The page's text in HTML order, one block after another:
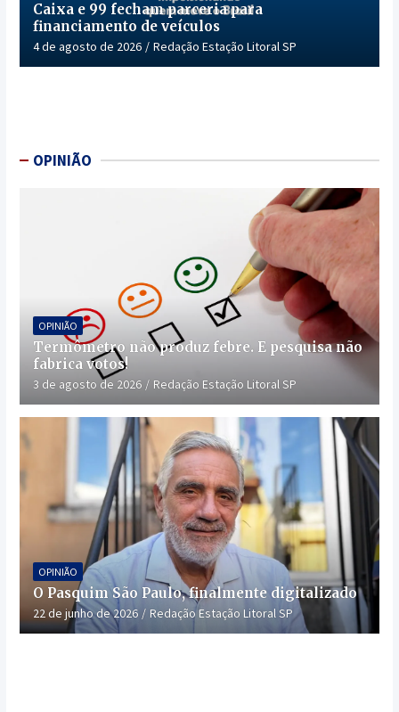
Caixa e 99 fecham parceria para
financiamento de veículos
4 de agosto de 2026 Redação Estação Litoral SP
OPINIÃO
OPINIÃO
Termômetro não produz febre. E pesquisa não
fabrica votos!
3 de agosto de 2026 Redação Estação Litoral SP
OPINIÃO
O Pasquim São Paulo, finalmente digitalizado
22 de junho de 2026 Redação Estação Litoral SP